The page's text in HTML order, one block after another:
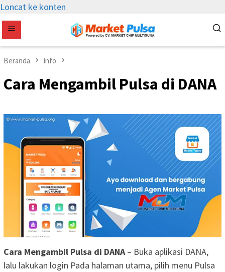
Loncat ke konten
Beranda info
Cara Mengambil Pulsa di DANA
Cara Mengambil Pulsa di DANA– Buka aplikasi DANA,
lalu lakukan login Pada halaman utama, pilih menu Pulsa